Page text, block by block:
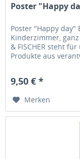
Poster "Happy
Poster "Happy day"
Kinderzimmer, ganz
& FISCHER steht
Produkte aus
9,50 € *
Merken